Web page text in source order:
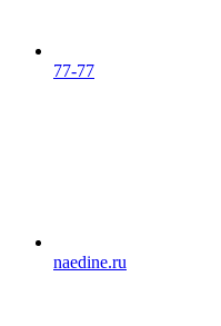
77-77
naedine.ru